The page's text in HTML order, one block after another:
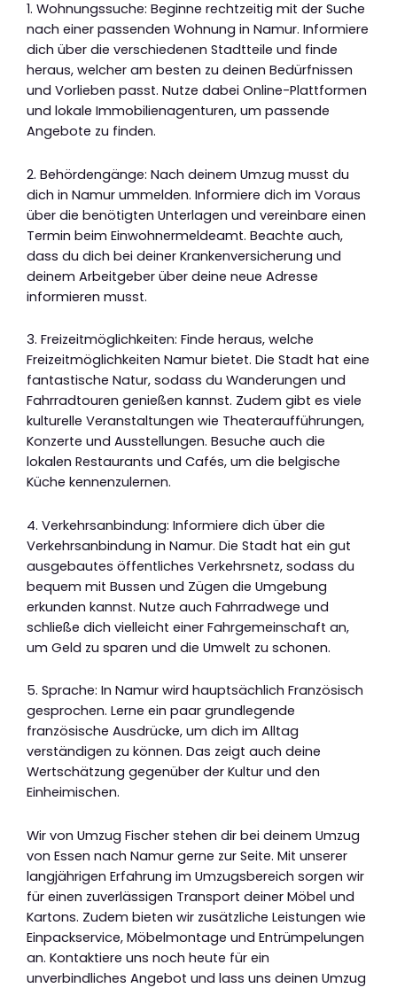
1. Wohnungssuche: Beginne rechtzeitig mit der Suche
nach einer passenden Wohnung in Namur. Informiere
dich über die verschiedenen Stadtteile und finde
heraus, welcher am besten zu deinen Bedürfnissen
und Vorlieben passt. Nutze dabei Online-Plattformen
und lokale Immobilienagenturen, um passende
Angebote zu finden.
2. Behördengänge: Nach deinem Umzug musst du
dich in Namur ummelden. Informiere dich im Voraus
über die benötigten Unterlagen und vereinbare einen
Termin beim Einwohnermeldeamt. Beachte auch,
dass du dich bei deiner Krankenversicherung und
deinem Arbeitgeber über deine neue Adresse
informieren musst.
3. Freizeitmöglichkeiten: Finde heraus, welche
Freizeitmöglichkeiten Namur bietet. Die Stadt hat eine
fantastische Natur, sodass du Wanderungen und
Fahrradtouren genießen kannst. Zudem gibt es viele
kulturelle Veranstaltungen wie Theateraufführungen,
Konzerte und Ausstellungen. Besuche auch die
lokalen Restaurants und Cafés, um die belgische
Küche kennenzulernen.
4. Verkehrsanbindung: Informiere dich über die
Verkehrsanbindung in Namur. Die Stadt hat ein gut
ausgebautes öffentliches Verkehrsnetz, sodass du
bequem mit Bussen und Zügen die Umgebung
erkunden kannst. Nutze auch Fahrradwege und
schließe dich vielleicht einer Fahrgemeinschaft an,
um Geld zu sparen und die Umwelt zu schonen.
5. Sprache: In Namur wird hauptsächlich Französisch
gesprochen. Lerne ein paar grundlegende
französische Ausdrücke, um dich im Alltag
verständigen zu können. Das zeigt auch deine
Wertschätzung gegenüber der Kultur und den
Einheimischen.
Wir von Umzug Fischer stehen dir bei deinem Umzug
von Essen nach Namur gerne zur Seite. Mit unserer
langjährigen Erfahrung im Umzugsbereich sorgen wir
für einen zuverlässigen Transport deiner Möbel und
Kartons. Zudem bieten wir zusätzliche Leistungen wie
Einpackservice, Möbelmontage und Entrümpelungen
an. Kontaktiere uns noch heute für ein
unverbindliches Angebot und lass uns deinen Umzug